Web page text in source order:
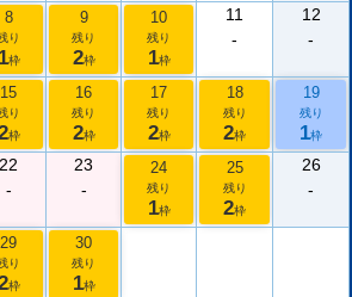
8
り
1枠
9
残り
2枠
10
残り
1枠
11
-
12
-
15
り
枠
16
残り
2枠
17
残り
2枠
18
残り
2枠
19
残り
1枠
22
-
23
-
24
残り
1枠
25
残り
2枠
26
-
29
り
枠
30
残り
1枠